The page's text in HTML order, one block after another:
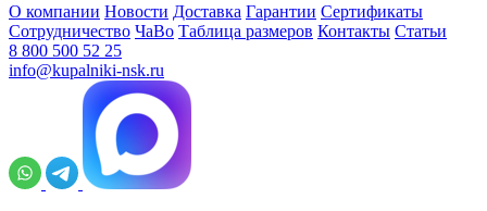
О компании Новости Доставка Гарантии Сертификаты
Сотрудничество ЧаВо Таблица размеров Контакты Статьи
8 800 500 52 25
info@kupalniki-nsk.ru